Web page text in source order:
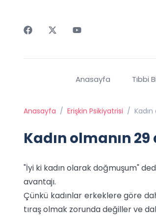
Anasayfa Tıbbi
Anasayfa / Erişkin Psikiyatrisi /
Kadın olmanın
"İyi ki kadın olarak doğmuşum"
avantajı.
Çünkü kadınlar erkeklere göre
tıraş olmak zorunda değiller ve